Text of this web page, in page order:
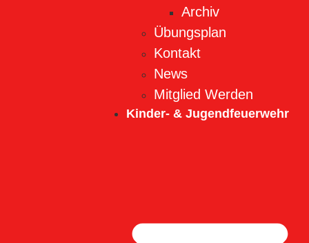
Archiv
Übungsplan
Kontakt
News
Mitglied Werden
Kinder- & Jugendfeuerwehr